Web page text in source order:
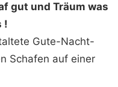
gut und Träum was
!
Gute-Nacht-
Schafen auf einer